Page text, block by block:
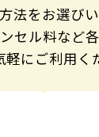
法をお選び
セル料など各
にご利用く